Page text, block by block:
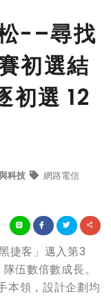
-–尋找
初選結
初選 12
科技 網路電信
捷客」邁入第3
伍數倍數成長。
本領，設計企劃均